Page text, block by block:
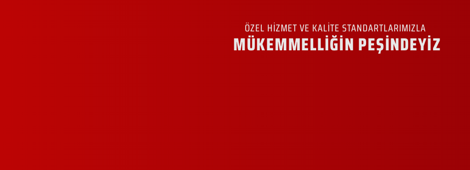
ÖZEL HİZMET VE KALİTE STANDARTLARIMIZLA
MÜKEMMELLİĞİN PEŞİNDEYİZ